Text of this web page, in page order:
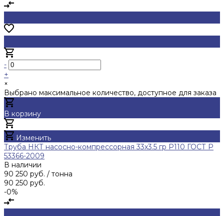
-
+
×
Выбрано максимальное количество, доступное для заказа
В корзину
Изменить
Труба НКТ насосно-компрессорная 33х3.5 гр Р110 ГОСТ Р
53366-2009
В наличии
90 250 руб. / тонна
90 250 руб.
-0%